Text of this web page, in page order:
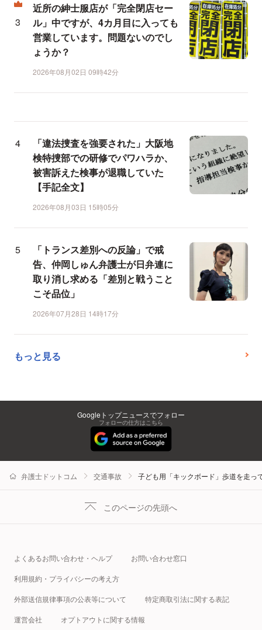
近所の紳士服店が「完全閉店セー
ル」中ですが、4カ月目に入っても
営業しています。問題ないのでし
ょうか？
2026年08月02日 09時42分
「違法捜査を強要された」大阪地
検特捜部での研修でパワハラか、
被害訴えた検事が退職していた
【手記全文】
2026年08月03日 15時05分
「トランス差別への反論」で戒
告、仲岡しゅん弁護士が日弁連に
取り消し求める「差別と戦うこと
こそ品位」
2026年07月28日 14時17分
もっと見る
Googleトップニュースでフォロー
フォローの仕方はこちら
弁護士ドットコム 交通事故 子ども用「キックボード」歩道を走
このページの先頭へ
よくあるお問い合わせ・ヘルプ お問い合わせ窓口
利用規約・プライバシーの考え方
外部送信規律事項の公表等について 特定商取引法に関する表記
運営会社 オプトアウトに関する情報